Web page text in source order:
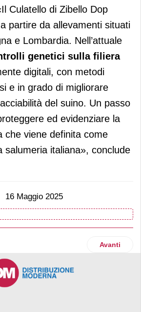
Culatello di Zibello Dop
partire da allevamenti situati
e Lombardia. Nell’attuale
genetici sulla filiera
digitali, con metodi
e in grado di migliorare
del suino. Un passo
ed evidenziare la
che viene definita come
salumeria italiana», conclude
16 Maggio 2025
Prosciutto di Parma, innalzato il peso
Articolo
Avanti